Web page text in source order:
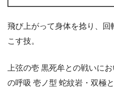
飛び上がって身体を捻り、
こす技。
上弦の壱 黒死牟との戦いに
の呼吸 壱ノ型 蛇紋岩・双極